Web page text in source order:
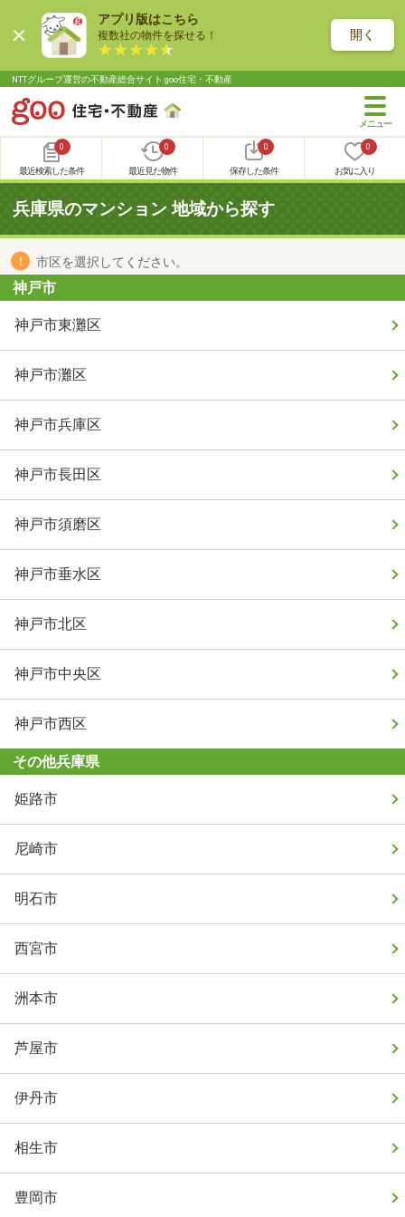
アプリ版はこちら
複数社の物件を探せる！ 開く
NTTグループ運営の不動産総合サイト goo住宅・不動産
0
最近検索した条件
0
最近見た物件
0
保存した条件
0
お気に入り
兵庫県のマンション 地域から探す
市区を選択してください。
神戸市
神戸市東灘区
神戸市灘区
神戸市兵庫区
神戸市長田区
神戸市須磨区
神戸市垂水区
神戸市北区
神戸市中央区
神戸市西区
その他兵庫県
姫路市
尼崎市
明石市
西宮市
洲本市
芦屋市
伊丹市
相生市
豊岡市